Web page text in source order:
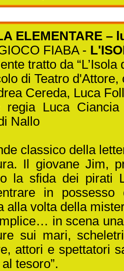
ELEMENTARE –
FIABA -
tratto da
di Teatro
Cereda, Luca
regia Luca
Nallo
classico della
Il giovane Jim,
la sfida dei pirati
in
alla volta della
in scena
sui mari,
attori e spettatori
tesoro”.